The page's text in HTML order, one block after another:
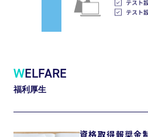
WELFARE
福利厚生
資格取得報奨金